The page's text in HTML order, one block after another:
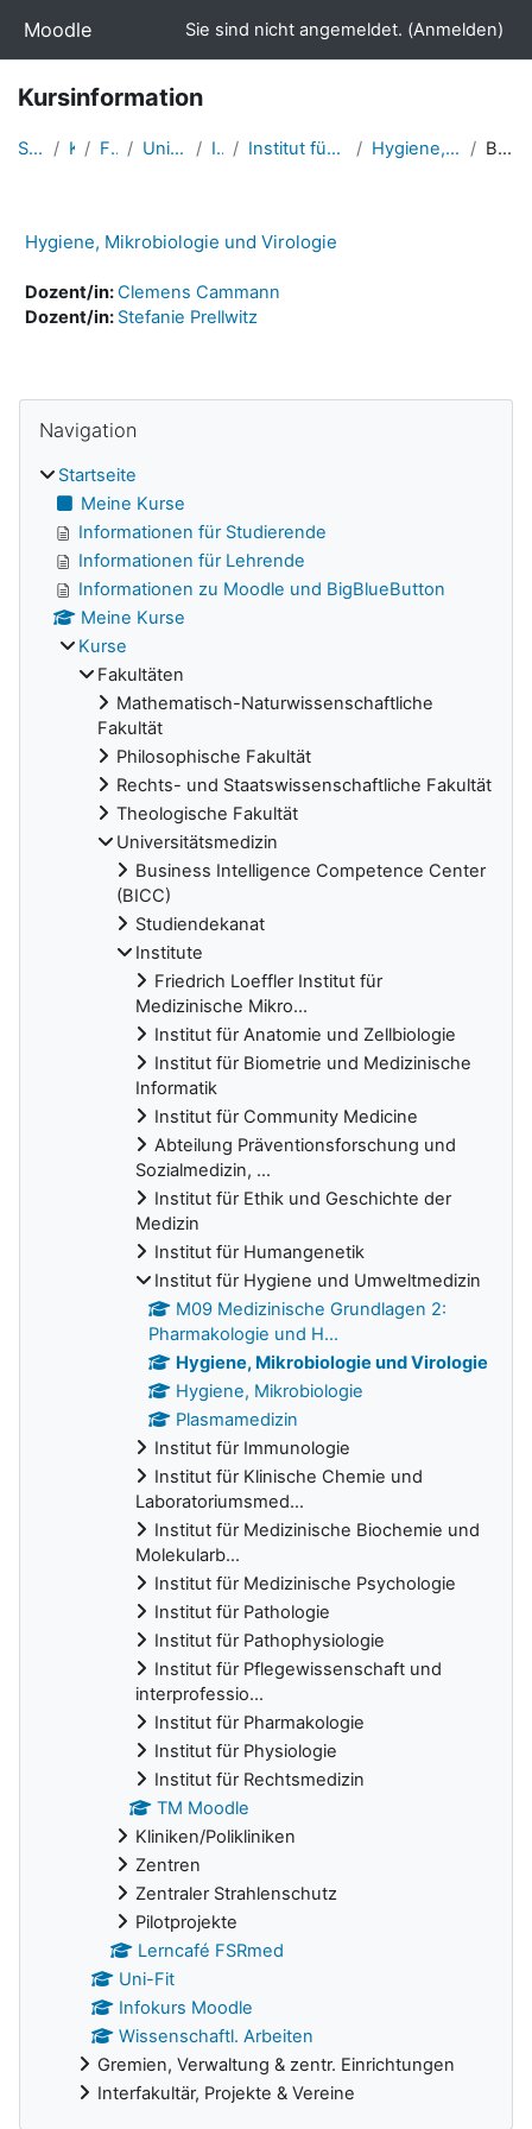
Moodle Sie sind nicht angemeldet. (Anmelden)
Kursinformation
Startseite Kurse Fakultäten Universitätsmedizin Institute Institut für Hygiene und Umweltmedizin Hygiene, Mikrobiologie und Virologie Beschreibung
Hygiene, Mikrobiologie und Virologie
Dozent/in:Clemens Cammann
Dozent/in: Stefanie Prellwitz
Navigation
Startseite
Meine Kurse
Informationen für Studierende
Informationen für Lehrende
Informationen zu Moodle und BigBlueButton
Meine Kurse
Kurse
Fakultäten
Mathematisch-Naturwissenschaftliche
Fakultät
Philosophische Fakultät
Rechts- und Staatswissenschaftliche Fakultät
Theologische Fakultät
Universitätsmedizin
Business Intelligence Competence Center
(BICC)
Studiendekanat
Institute
Friedrich Loeffler Institut für
Medizinische Mikro...
Institut für Anatomie und Zellbiologie
Institut für Biometrie und Medizinische
Informatik
Institut für Community Medicine
Abteilung Präventionsforschung und
Sozialmedizin, ...
Institut für Ethik und Geschichte der
Medizin
Institut für Humangenetik
Institut für Hygiene und Umweltmedizin
M09 Medizinische Grundlagen 2:
Pharmakologie und H...
Hygiene, Mikrobiologie und Virologie
Hygiene, Mikrobiologie
Plasmamedizin
Institut für Immunologie
Institut für Klinische Chemie und
Laboratoriumsmed...
Institut für Medizinische Biochemie und
Molekularb...
Institut für Medizinische Psychologie
Institut für Pathologie
Institut für Pathophysiologie
Institut für Pflegewissenschaft und
interprofessio...
Institut für Pharmakologie
Institut für Physiologie
Institut für Rechtsmedizin
TM Moodle
Kliniken/Polikliniken
Zentren
Zentraler Strahlenschutz
Pilotprojekte
Lerncafé FSRmed
Uni-Fit
Infokurs Moodle
Wissenschaftl. Arbeiten
Gremien, Verwaltung & zentr. Einrichtungen
Interfakultär, Projekte & Vereine